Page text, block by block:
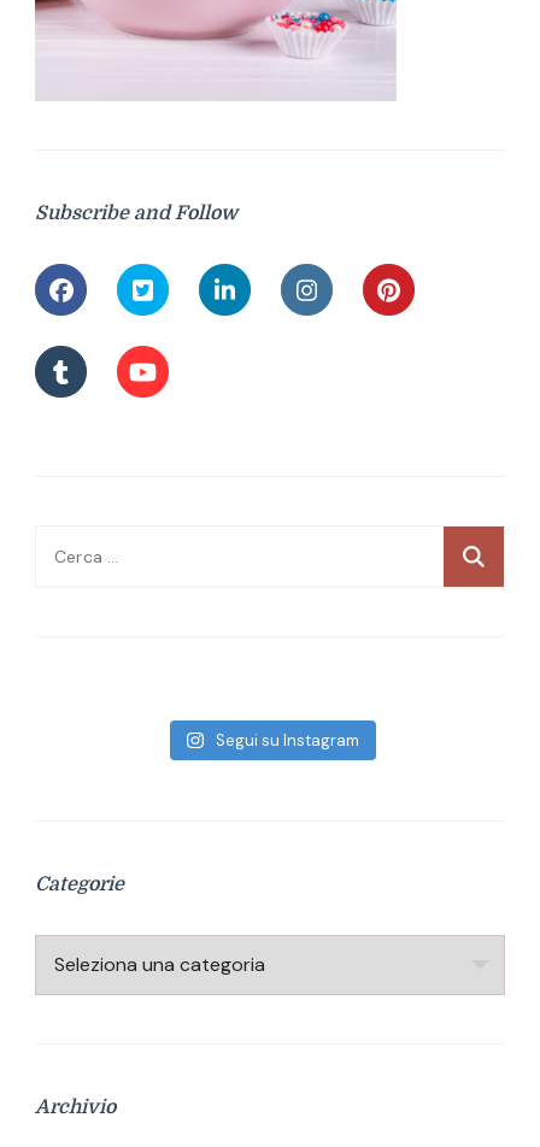
Subscribe and Follow
Ricerca
Segui su Instagram
Categorie
Categorie
Archivio